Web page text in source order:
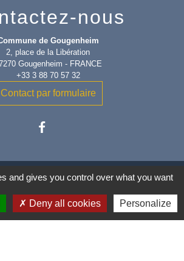
nous
de Gougenheim
2, place de la Libération
Gougenheim - FRANCE
+33 3 88 70 57 32
Contact par formulaire
and gives you control over what you want
Deny all cookies Personalize